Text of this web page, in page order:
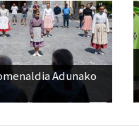
Adunako